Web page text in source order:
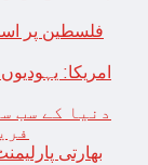
فلسطین پر
امریکا:
دنیا کے سب
بھارتی